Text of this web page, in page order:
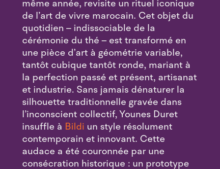
même année, revisite un rituel iconique
de l’art de vivre marocain. Cet objet du
quotidien – indissociable de la
cérémonie du thé – est transformé en
une pièce d’art à géométrie variable,
tantôt cubique tantôt ronde, mariant à
la perfection passé et présent, artisanat
et industrie. Sans jamais dénaturer la
silhouette traditionnelle gravée dans
l’inconscient collectif, Younes Duret
insuffle à Bildi un style résolument
contemporain et innovant. Cette
audace a été couronnée par une
consécration historique : un prototype